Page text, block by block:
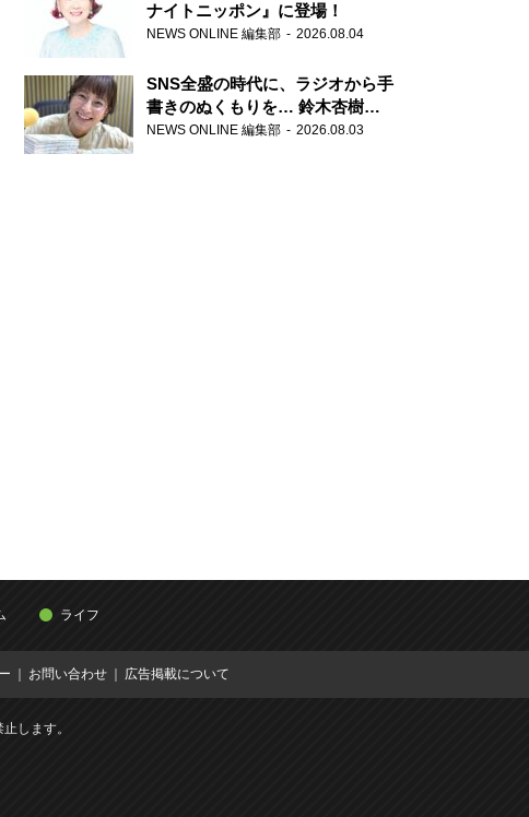
ナイトニッポン』に登場！
NEWS ONLINE 編集部 2026.08.04
SNS全盛の時代に、ラジオから手
書きのぬくもりを… 鈴木杏樹の
直筆はがきが届く！
NEWS ONLINE 編集部 2026.08.03
ライフ
お問い合わせ 広告掲載について
します。